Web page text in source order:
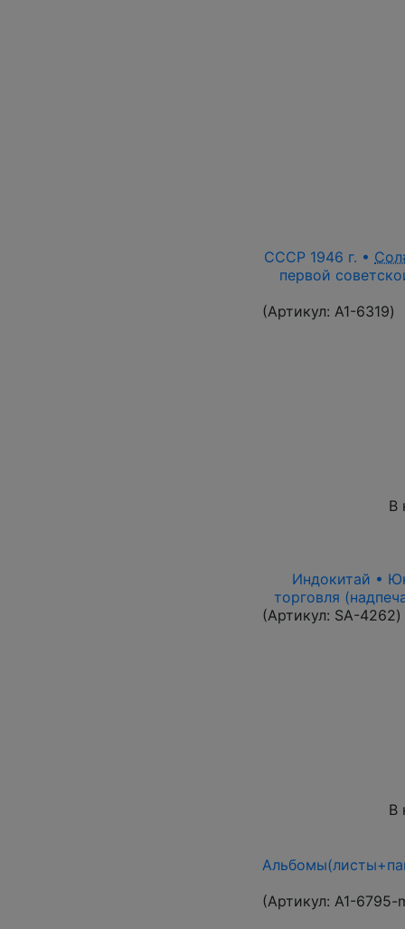
СССР 1946 г. •
первой
(Артикул: A1-6319)
В
Индокитай •
торговля
(Артикул: SA-4262)
В
(Артикул: A1-6795-